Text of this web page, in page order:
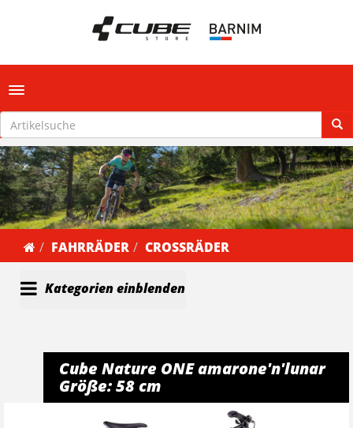
Toggle navigation
FAHRRÄDER CROSSRÄDER
Kategorien einblenden
Cube Nature ONE amarone'n'lunar
Größe: 58 cm